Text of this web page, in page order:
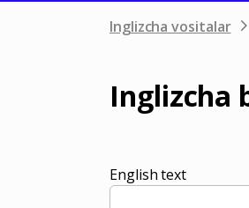
Inglizcha vositalar
Inglizcha
English text